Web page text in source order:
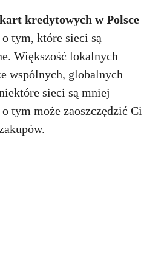
kredytowych w Polsce
tym, które sieci są
Większość lokalnych
wspólnych, globalnych
sieci są mniej
tym może zaoszczędzić Ci